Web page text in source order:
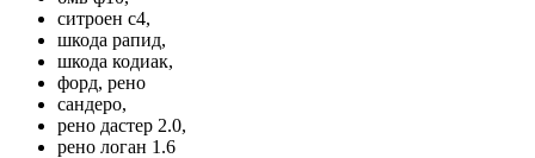
ситроен с4,
шкода рапид,
шкода кодиак,
форд, рено
сандеро,
рено дастер 2.0,
рено логан 1.6